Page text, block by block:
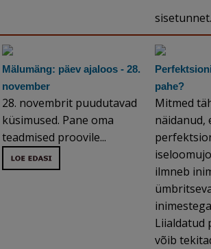
Mälumäng: päev ajaloos - 28.
november
28. novembrit puudutavad
küsimused. Pane oma
teadmised proovile...
pahe?
Mitmed
näidanud,
ilmneb
Liialdatud
võib